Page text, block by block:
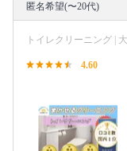
匿名希望(〜20代)
トイレクリーニング |
4.60